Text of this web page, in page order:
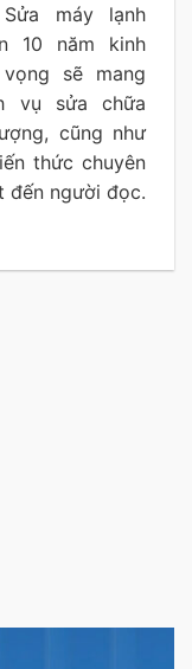
máy lạnh
10 năm kinh
sẽ mang
vụ sửa chữa
cũng như
thức chuyên
đến người đọc.